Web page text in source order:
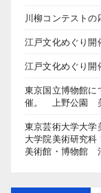
川柳コンテストの
江戸文化めぐり開
江戸文化めぐり開
東京国立博物館に
催。 上野公園
東京芸術大学大学
大学院美術研究
美術館・博物館